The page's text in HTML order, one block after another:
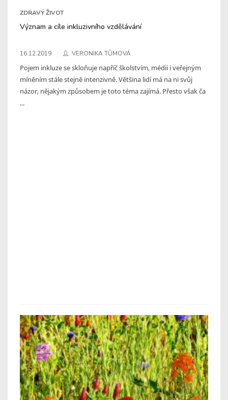
ZDRAVÝ ŽIVOT
Význam a cíle inkluzivního vzdělávání
16.12.2019 VERONIKA TŮMOVÁ
Pojem inkluze se skloňuje napříč školstvím, médii i veřejným
míněním stále stejně intenzivně. Většina lidí má na ni svůj
názor, nějakým způsobem je toto téma zajímá. Přesto však ča
...